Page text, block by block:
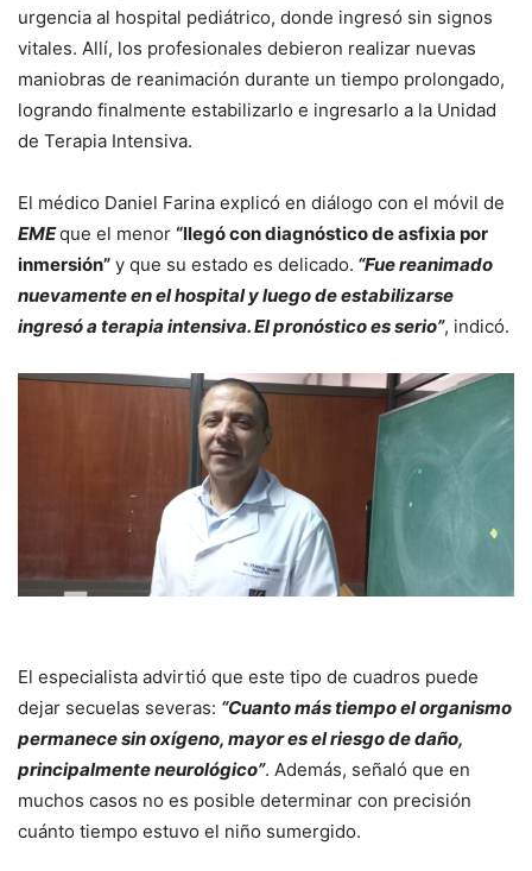
urgencia al hospital pediátrico, donde ingresó sin signos
vitales. Allí, los profesionales debieron realizar nuevas
maniobras de reanimación durante un tiempo prolongado,
logrando finalmente estabilizarlo e ingresarlo a la Unidad
de Terapia Intensiva.
El médico Daniel Farina explicó en diálogo con el móvil de
EMEque el menor “llegó con diagnóstico de asfixia por
inmersión” y que su estado es delicado. “Fue reanimado
nuevamente en el hospital y luego de estabilizarse
ingresó a terapia intensiva. El pronóstico es serio”, indicó.
El especialista advirtió que este tipo de cuadros puede
dejar secuelas severas: “Cuanto más tiempo el organismo
permanece sin oxígeno, mayor es el riesgo de daño,
principalmente neurológico”. Además, señaló que en
muchos casos no es posible determinar con precisión
cuánto tiempo estuvo el niño sumergido.